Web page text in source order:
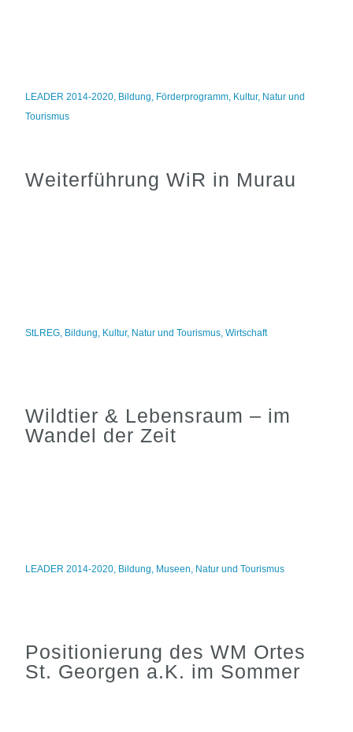
LEADER 2014-2020, Bildung, Förderprogramm, Kultur, Natur und
Tourismus
Weiterführung WiR in Murau
StLREG, Bildung, Kultur, Natur und Tourismus,Wirtschaft
Wildtier & Lebensraum – im
Wandel der Zeit
LEADER 2014-2020, Bildung, Museen, Natur und Tourismus
Positionierung des WM Ortes
St. Georgen a.K. im Sommer